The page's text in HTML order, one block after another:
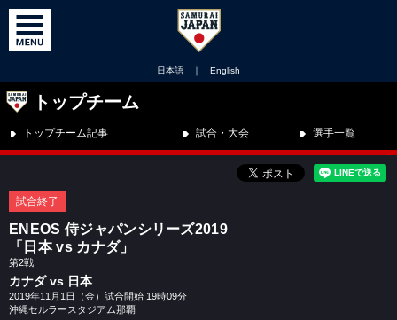
日本語 ｜ English
トップチーム
トップチーム記事 試合・大会 選手一覧
試合終了
ENEOS 侍ジャパンシリーズ2019
「日本 vs カナダ」
第2戦
カナダ vs 日本
2019年11月1日（金）試合開始 19時09分
沖縄セルラースタジアム那覇